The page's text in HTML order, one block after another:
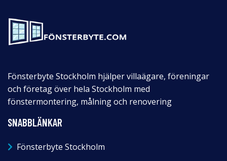
Fönsterbyte Stockholm hjälper villaägare, föreningar
och företag över hela Stockholm med
fönstermontering, målning och renovering
SNABBLÄNKAR
Fönsterbyte Stockholm